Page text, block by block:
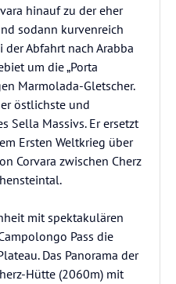
hinauf zu der eher
sodann kurvenreich
der Abfahrt nach Arabba
um die „Porta
Marmolada-Gletscher.
östlichste und
Sella Massivs. Er ersetzt
Ersten Weltkrieg über
Corvara zwischen Cherz
mit spektakulären
Pass die
Das Panorama der
Hütte (2060m) mit